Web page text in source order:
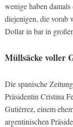
wenige haben
diejenigen, die vorab
Dollar in bar in
Müllsäcke voller
Die spanische
Präsidentin Cristina
Gutiérrez, einem
argentinischen